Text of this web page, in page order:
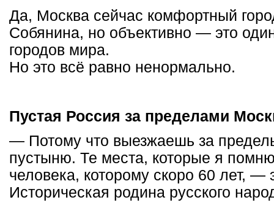
Да, Москва сейчас комфортный
Собянина, но объективно — это
городов мира.
Но это всё равно ненормально.
Пустая Россия за пределами
— Потому что выезжаешь за
пустыню. Те места, которые я
человека, которому скоро 60 лет, —
Историческая родина русского